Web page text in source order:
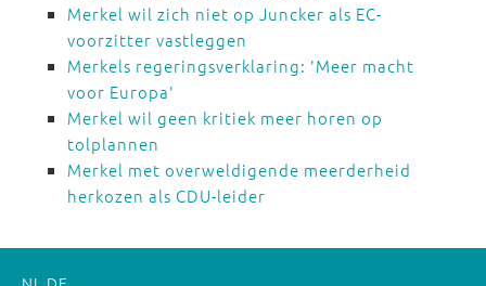
Merkel wil zich niet op Juncker als EC-
voorzitter vastleggen
Merkels regeringsverklaring: 'Meer macht
voor Europa'
Merkel wil geen kritiek meer horen op
tolplannen
Merkel met overweldigende meerderheid
herkozen als CDU-leider